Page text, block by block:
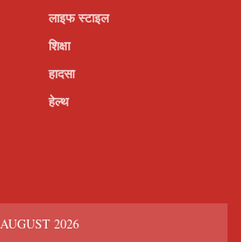
लाइफ स्टाइल
शिक्षा
हादसा
हेल्थ
AUGUST 2026